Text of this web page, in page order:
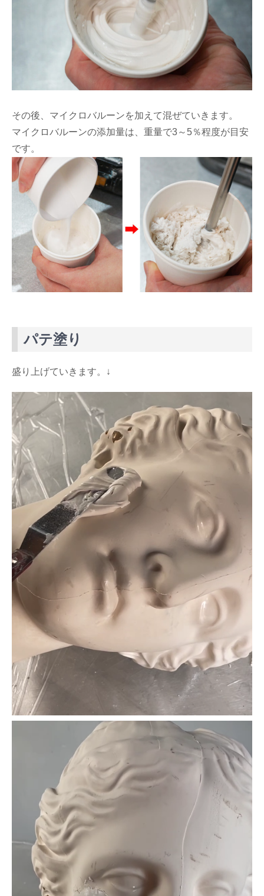
その後、マイクロバルーンを加えて混ぜていきます。
マイクロバルーンの添加量は、重量で3～5％程度が目安
です。
パテ塗り
盛り上げていきます。↓